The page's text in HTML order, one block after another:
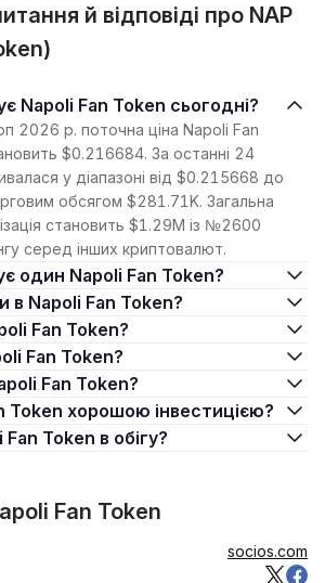
й відповіді про NAP
Napoli Fan Token сьогодні?
2026 р. поточна ціна Napoli Fan
$0.216684. За останні 24
у діапазоні від $0.215668 до
обсягом $281.71K. Загальна
становить $1.29M із №2600
серед інших криптовалют.
один Napoli Fan Token?
в Napoli Fan Token?
Fan Token?
Fan Token?
Fan Token?
Token хорошою інвестицією?
Fan Token в обігу?
Fan Token
socios.com